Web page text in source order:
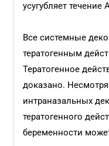
усугубляет
Все системные
тератогенным
Тератогенное
доказано.
интраназальных
тератогенного
беременности